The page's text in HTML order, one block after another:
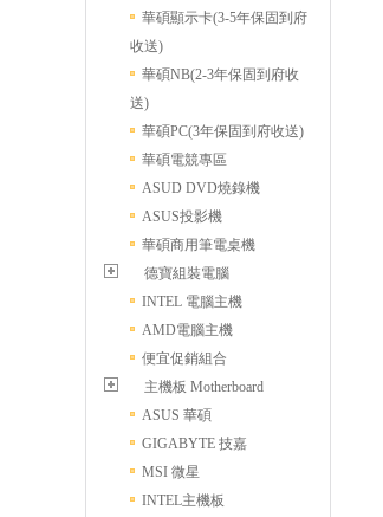
華碩顯示卡(3-5年保固到府
收送)
華碩NB(2-3年保固到府收
送)
華碩PC(3年保固到府收送)
華碩電競專區
ASUD DVD燒錄機
ASUS投影機
華碩商用筆電桌機
德寶組裝電腦
INTEL 電腦主機
AMD電腦主機
便宜促銷組合
主機板 Motherboard
ASUS 華碩
GIGABYTE 技嘉
MSI 微星
INTEL主機板